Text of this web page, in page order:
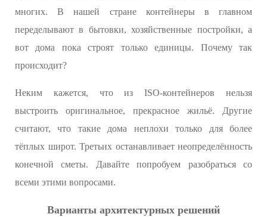
многих. В нашей стране контейнеры в главном
переделывают в бытовки, хозяйственные постройки, а
вот дома пока строят только единицы. Почему так
происходит?
Неким кажется, что из ISO-контейнеров нельзя
выстроить оригинальное, прекрасное жильё. Другие
считают, что такие дома неплохи только для более
тёплых широт. Третьих останавливает неопределённость
конечной сметы. Давайте попробуем разобраться со
всеми этими вопросами.
Варианты архитектурных решений